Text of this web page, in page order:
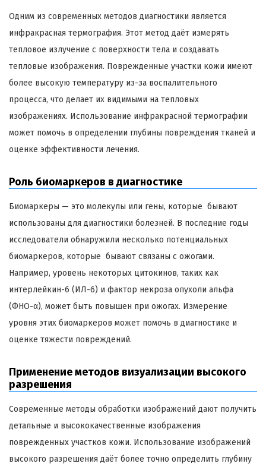
Одним из современных методов диагностики является
инфракрасная термография. Этот метод даёт измерять
тепловое излучение с поверхности тела и создавать
тепловые изображения. Поврежденные участки кожи имеют
более высокую температуру из-за воспалительного
процесса, что делает их видимыми на тепловых
изображениях. Использование инфракрасной термографии
может помочь в определении глубины повреждения тканей и
оценке эффективности лечения.
Роль биомаркеров в диагностике
Биомаркеры — это молекулы или гены, которые бывают
использованы для диагностики болезней. В последние годы
исследователи обнаружили несколько потенциальных
биомаркеров, которые бывают связаны с ожогами.
Например, уровень некоторых цитокинов, таких как
интерлейкин-6 (ИЛ-6) и фактор некроза опухоли альфа
(ФНО-α), может быть повышен при ожогах. Измерение
уровня этих биомаркеров может помочь в диагностике и
оценке тяжести повреждений.
Применение методов визуализации высокого
разрешения
Современные методы обработки изображений дают получить
детальные и высококачественные изображения
поврежденных участков кожи. Использование изображений
высокого разрешения даёт более точно определить глубину